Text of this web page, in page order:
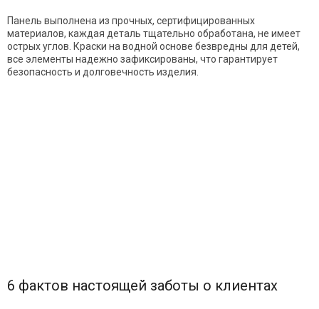
Панель выполнена из прочных, сертифицированных
материалов, каждая деталь тщательно обработана, не имеет
острых углов. Краски на водной основе безвредны для детей,
все элементы надежно зафиксированы, что гарантирует
безопасность и долговечность изделия.
6 фактов настоящей заботы о клиентах